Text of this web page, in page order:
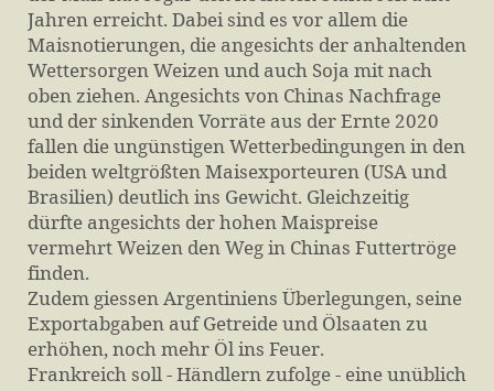
Jahren erreicht. Dabei sind es vor allem die
Maisnotierungen, die angesichts der anhaltenden
Wettersorgen Weizen und auch Soja mit nach
oben ziehen. Angesichts von Chinas Nachfrage
und der sinkenden Vorräte aus der Ernte 2020
fallen die ungünstigen Wetterbedingungen in den
beiden weltgrößten Maisexporteuren (USA und
Brasilien) deutlich ins Gewicht. Gleichzeitig
dürfte angesichts der hohen Maispreise
vermehrt Weizen den Weg in Chinas Futtertröge
finden.
Zudem giessen Argentiniens Überlegungen, seine
Exportabgaben auf Getreide und Ölsaaten zu
erhöhen, noch mehr Öl ins Feuer.
Frankreich soll - Händlern zufolge - eine unüblich